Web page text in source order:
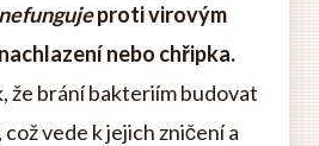
nefungujeproti virovým
nebo chřipka.
že brání bakteriím budovat
vede k jejich zničení a